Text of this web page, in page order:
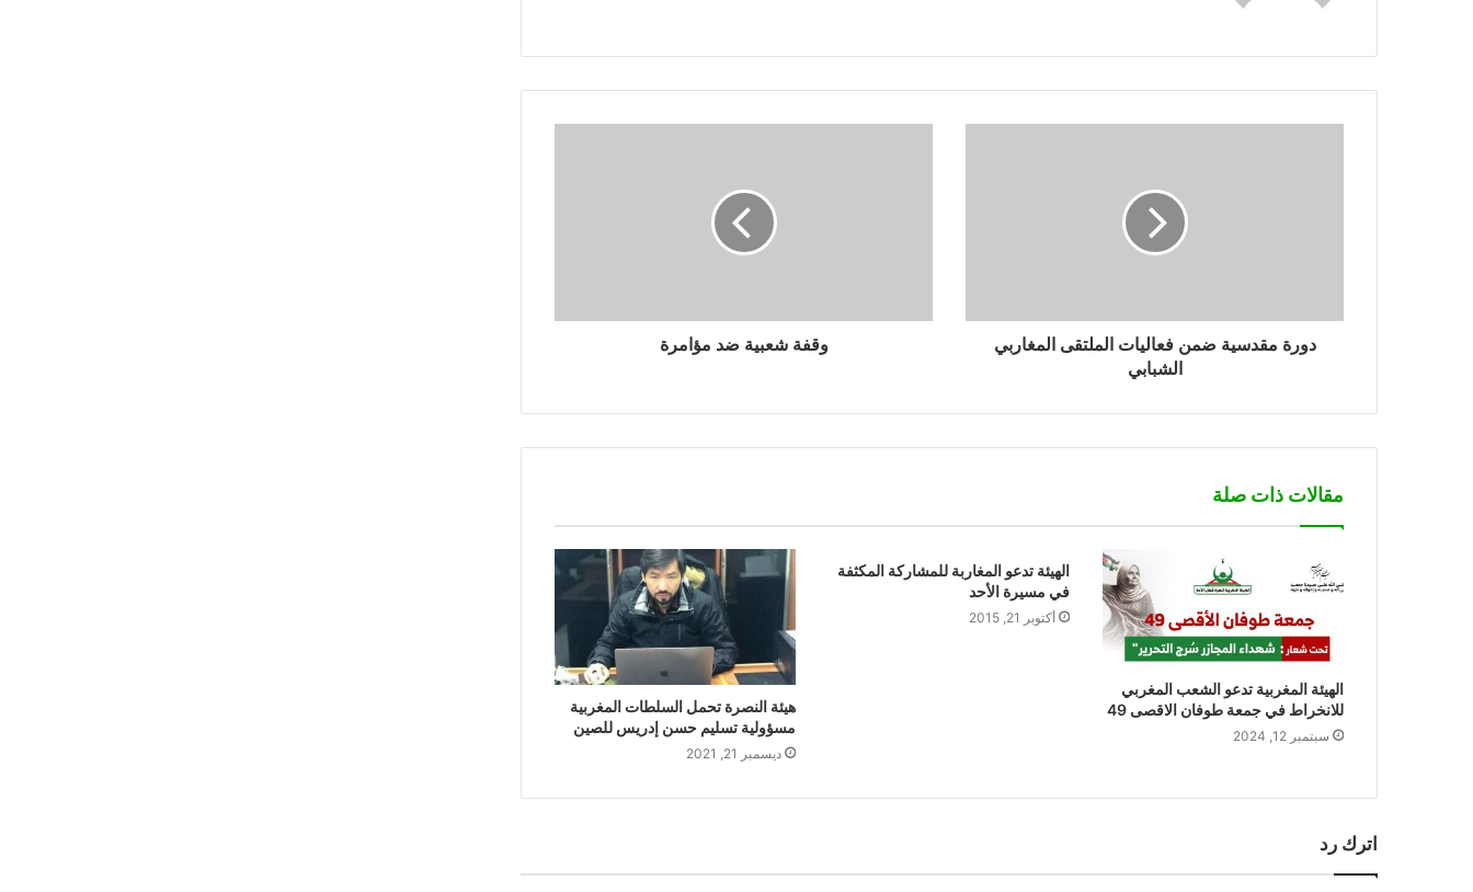
دورة مقدسية ضمن فعاليات الملتقى المغاربي
الشبابي
وقفة شعبية ضد مؤامرة
مقالات ذات صلة
الهيئة المغربية تدعو الشعب المغربي
للانخراط في جمعة طوفان الاقصى 49
سبتمبر 12, 2024
الهيئة تدعو المغاربة للمشاركة المكثفة
في مسيرة الأحد
أكتوبر 21, 2015
هيئة النصرة تحمل السلطات المغربية
مسؤولية تسليم حسن إدريس للصين
ديسمبر 21, 2021
اترك رد